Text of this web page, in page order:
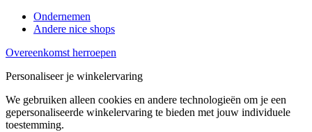
Ondernemen
Andere nice shops
Overeenkomst herroepen
Personaliseer je winkelervaring
We gebruiken alleen cookies en andere technologieën om je een
gepersonaliseerde winkelervaring te bieden met jouw individuele
toestemming.